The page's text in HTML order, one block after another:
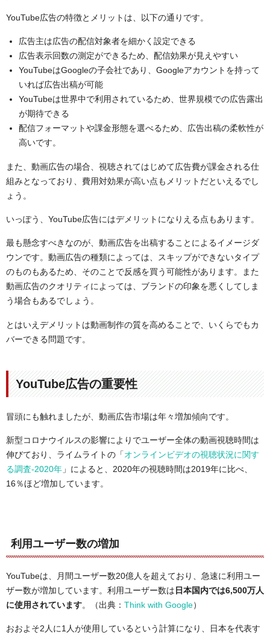
YouTube広告の特徴とメリットは、以下の通りです。
広告主は広告の配信対象者を細かく設定できる
広告表示回数の測定ができるため、配信効果が見えやすい
YouTubeはGoogleの子会社であり、Googleアカウントを持って
いれば広告出稿が可能
YouTubeは世界中で利用されているため、世界規模での広告露出
が期待できる
配信フォーマットや課金形態を選べるため、広告出稿の柔軟性が
高いです。
また、動画広告の場合、視聴されてはじめて広告費が課金される仕
組みとなっており、費用対効果が高い点もメリットだといえるでし
ょう。
いっぽう、YouTube広告にはデメリットになりえる点もあります。
最も懸念すべきなのが、動画広告を出稿することによるイメージダ
ウンです。動画広告の種類によっては、スキップができないタイプ
のものもあるため、そのことで反感を買う可能性があります。また
動画広告のクオリティによっては、ブランドの印象を悪くしてしま
う場合もあるでしょう。
とはいえデメリットは動画制作の質を高めることで、いくらでもカ
バーできる問題です。
YouTube広告の重要性
冒頭にも触れましたが、動画広告市場は年々増加傾向です。
新型コロナウイルスの影響によりでユーザー全体の動画視聴時間は
伸びており、ライムライトの「オンラインビデオの視聴状況に関す
る調査-2020年 」によると、2020年の視聴時間は2019年に比べ、
16％ほど増加しています。
利用ユーザー数の増加
YouTubeは、月間ユーザー数20億人を超えており、急速に利用ユー
ザー数が増加しています。利用ユーザー数は日本国内では6,500万人
に使用されています。（出典： Think with Google）
おおよそ2人に1人が使用しているという計算になり、日本を代表す